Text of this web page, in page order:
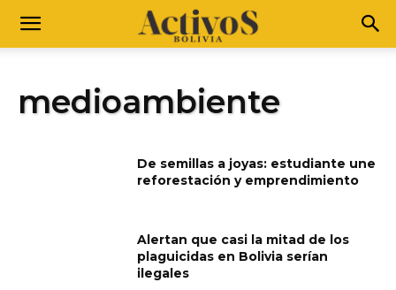
medioambiente
De semillas a joyas: estudiante une
reforestación y emprendimiento
Alertan que casi la mitad de los
plaguicidas en Bolivia serían
ilegales